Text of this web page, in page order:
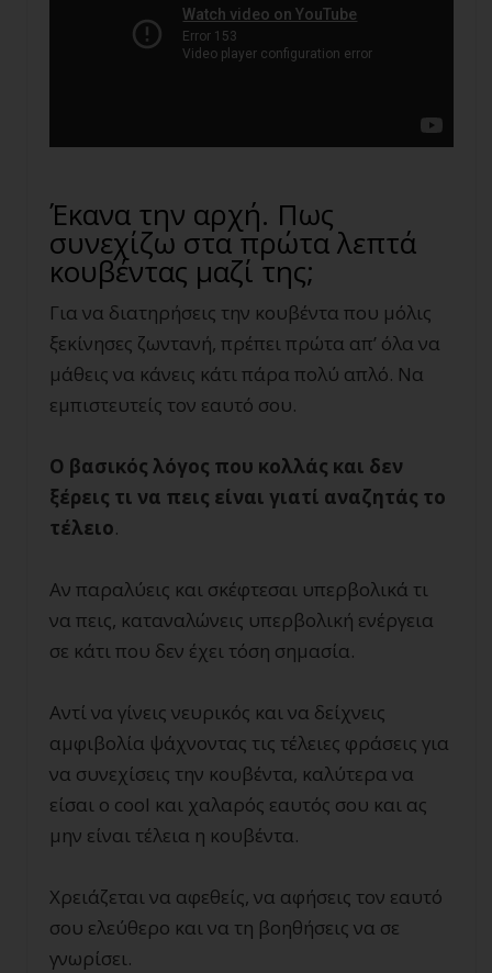
Έκανα την αρχή. Πως
συνεχίζω στα πρώτα λεπτά
κουβέντας μαζί της;
Για να διατηρήσεις την κουβέντα που μόλις
ξεκίνησες ζωντανή, πρέπει πρώτα απ’ όλα να
μάθεις να κάνεις κάτι πάρα πολύ απλό. Να
εμπιστευτείς τον εαυτό σου.
Ο βασικός λόγος που κολλάς και δεν
ξέρεις τι να πεις είναι γιατί αναζητάς το
τέλειο.
Αν παραλύεις και σκέφτεσαι υπερβολικά τι
να πεις, καταναλώνεις υπερβολική ενέργεια
σε κάτι που δεν έχει τόση σημασία.
Αντί να γίνεις νευρικός και να δείχνεις
αμφιβολία ψάχνοντας τις τέλειες φράσεις για
να συνεχίσεις την κουβέντα, καλύτερα να
είσαι ο cool και χαλαρός εαυτός σου και ας
μην είναι τέλεια η κουβέντα.
Χρειάζεται να αφεθείς, να αφήσεις τον εαυτό
σου ελεύθερο και να τη βοηθήσεις να σε
γνωρίσει.